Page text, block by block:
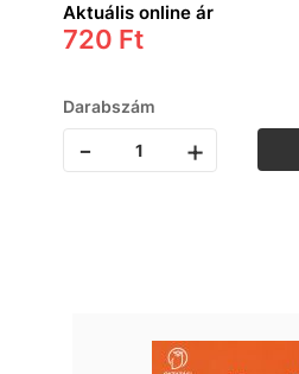
Aktuális online ár
720 Ft
Darabszám
- +